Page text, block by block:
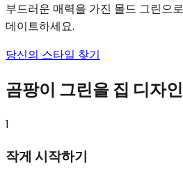
부드러운 매력을 가진 몰드 그린으
데이트하세요.
당신의 스타일 찾기
곰팡이 그린을 집 디자
1
작게 시작하기